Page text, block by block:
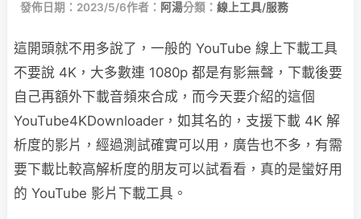
發佈日期：2023/5/6作者： 阿湯分類： 線上工具/服務
這開頭就不用多說了，一般的 YouTube 線上下載工具
不要說 4K，大多數連 1080p 都是有影無聲，下載後要
自己再額外下載音頻來合成，而今天要介紹的這個
YouTube4KDownloader，如其名的，支援下載 4K 解
析度的影片，經過測試確實可以用，廣告也不多，有需
要下載比較高解析度的朋友可以試看看，真的是蠻好用
的 YouTube 影片下載工具。